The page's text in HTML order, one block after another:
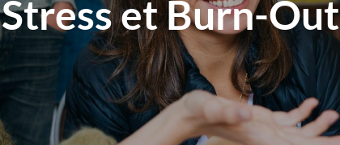
Stress et Burn-Out